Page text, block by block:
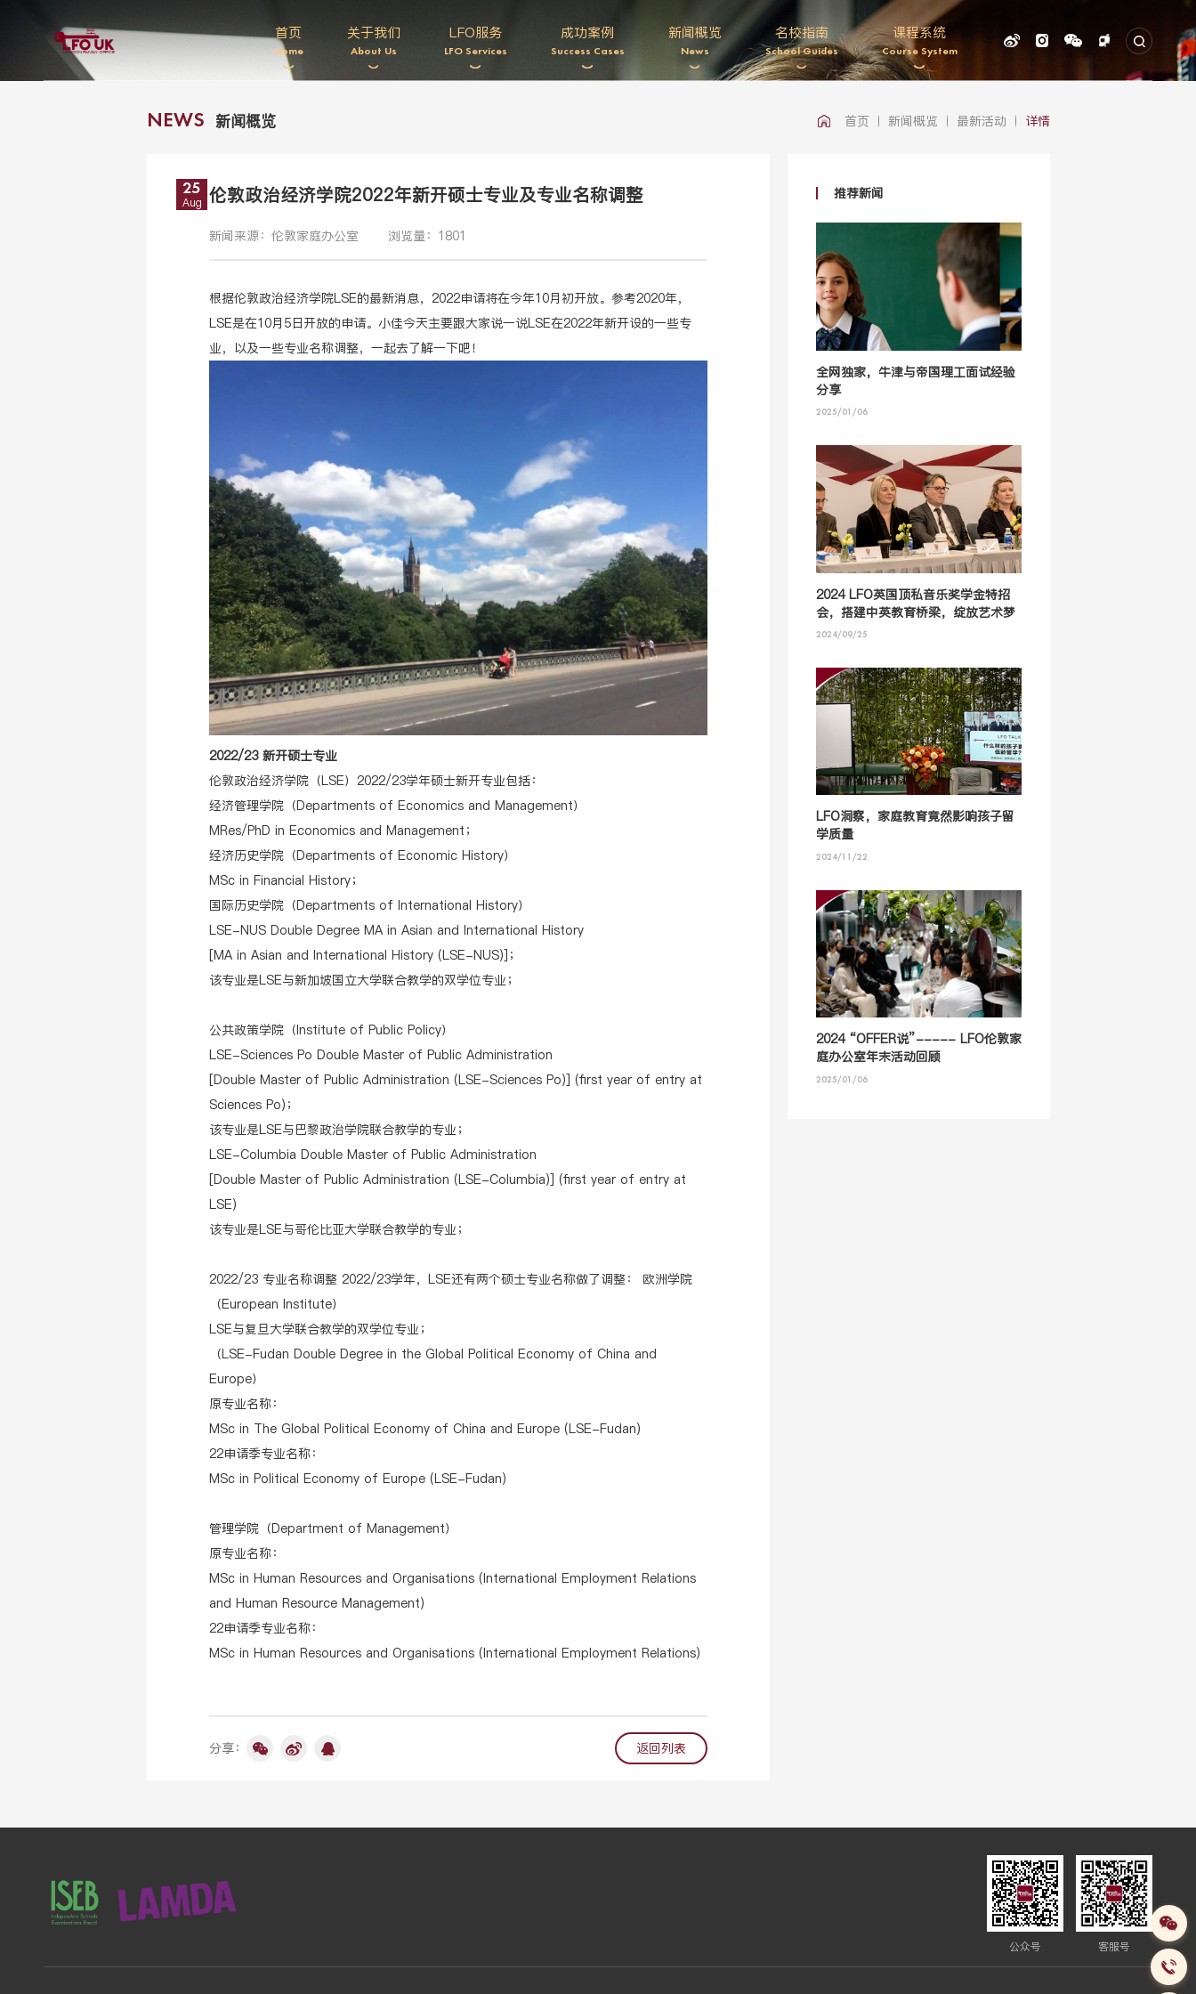
首页
Home
关于我们
About Us
LFO服务
LFO Services
成功案例
Success Cases
新闻概览
News
名校指南
School Guides
课程系统
Course System
NEWS 新闻概览 首页 新闻概览 最新活动 详情
25
Aug 伦敦政治经济学院2022年新开硕士专业及专业名称调整
新闻来源：伦敦家庭办公室 浏览量：1801
根据伦敦政治经济学院LSE的最新消息，2022申请将在今年10月初开放。参考2020年，
LSE是在10月5日开放的申请。小佳今天主要跟大家说一说LSE在2022年新开设的一些专
业，以及一些专业名称调整，一起去了解一下吧！
2022/23 新开硕士专业
伦敦政治经济学院（LSE）2022/23学年硕士新开专业包括：
经济管理学院（Departments of Economics and Management）
MRes/PhD in Economics and Management；
经济历史学院（Departments of Economic History）
MSc in Financial History；
国际历史学院（Departments of International History）
LSE-NUS Double Degree MA in Asian and International History
[MA in Asian and International History (LSE-NUS)]；
该专业是LSE与新加坡国立大学联合教学的双学位专业；
公共政策学院（Institute of Public Policy）
LSE-Sciences Po Double Master of Public Administration
[Double Master of Public Administration (LSE-Sciences Po)] (first year of entry at
Sciences Po)；
该专业是LSE与巴黎政治学院联合教学的专业；
LSE-Columbia Double Master of Public Administration
[Double Master of Public Administration (LSE-Columbia)] (first year of entry at
LSE)
该专业是LSE与哥伦比亚大学联合教学的专业；
2022/23 专业名称调整 2022/23学年，LSE还有两个硕士专业名称做了调整： 欧洲学院
（European Institute）
LSE与复旦大学联合教学的双学位专业；
（LSE-Fudan Double Degree in the Global Political Economy of China and
Europe）
原专业名称：
MSc in The Global Political Economy of China and Europe (LSE-Fudan)
22申请季专业名称：
MSc in Political Economy of Europe (LSE-Fudan)
管理学院（Department of Management）
原专业名称：
MSc in Human Resources and Organisations (International Employment Relations
and Human Resource Management)
22申请季专业名称：
MSc in Human Resources and Organisations (International Employment Relations)
分享： 返回列表
推荐新闻
全网独家，牛津与帝国理工面试经验
分享
2025/01/06
2024 LFO英国顶私音乐奖学金特招
会，搭建中英教育桥梁，绽放艺术梦
想之花！
2024/09/25
LFO洞察，家庭教育竟然影响孩子留
学质量
2024/11/22
2024 “OFFER说”----- LFO伦敦家
庭办公室年末活动回顾
2025/01/06
公众号 客服号